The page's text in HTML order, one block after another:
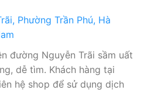
Phường Trần Phú, Hà
đường Nguyễn Trãi sầm uất
dễ tìm. Khách hàng tại
hệ shop để sử dụng dịch